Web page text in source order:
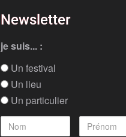
Newsletter
je suis... :
Un festival
Un lieu
Un particulier